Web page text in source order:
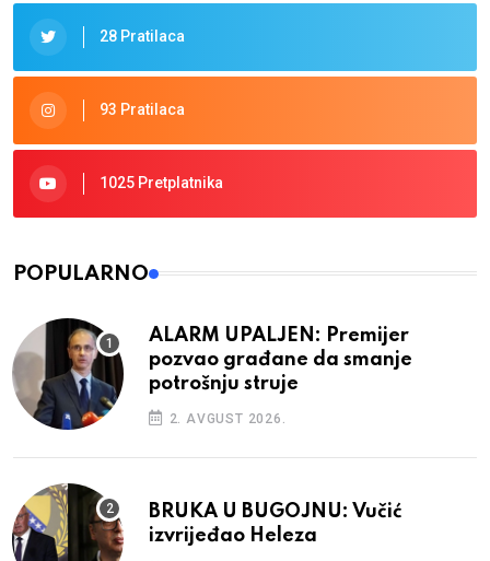
28 Pratilaca
93 Pratilaca
1025 Pretplatnika
POPULARNO
ALARM UPALJEN: Premijer
pozvao građane da smanje
potrošnju struje
2. AVGUST 2026.
BRUKA U BUGOJNU: Vučić
izvrijeđao Heleza